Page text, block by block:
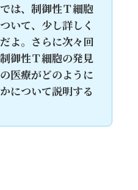
は、制御性Ｔ細胞
いて、少し詳しく
よ。さらに次々回
御性Ｔ細胞の発見
医療がどのように
について説明する